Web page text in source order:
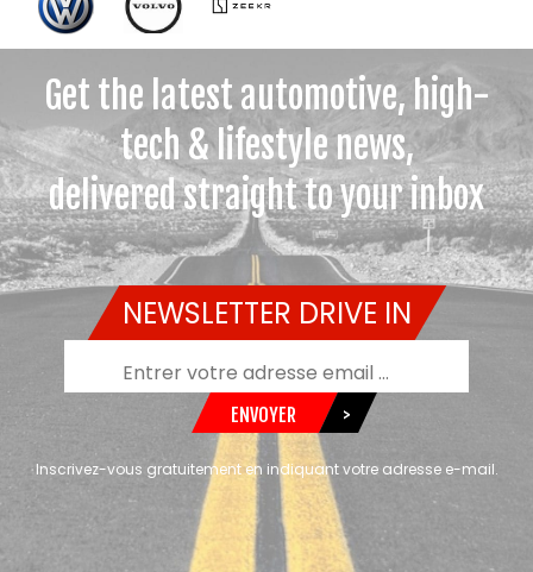
Get the latest automotive, high-
tech & lifestyle news,
delivered straight to your inbox
NEWSLETTER DRIVE IN
ENVOYER >
Inscrivez-vous gratuitement en indiquant votre adresse e-mail.